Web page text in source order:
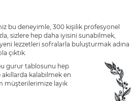
bu deneyimle, 300 kişilik profesyonel
sizlere hep daha iyisini sunabilmek,
lezzetleri sofralarla buluşturmak adına
çıktık.
gurur tablosunu hep
kalabilmek en
müşterilerimize layık